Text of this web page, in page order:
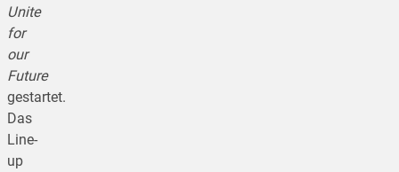
Unite
for
our
Future
gestartet.
Das
Line-
up